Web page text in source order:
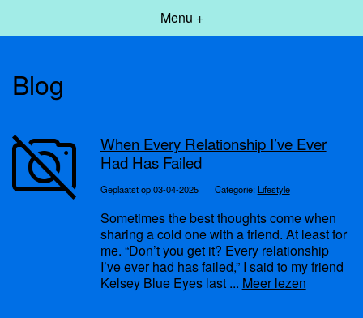
Menu +
Blog
When Every Relationship I’ve Ever
Had Has Failed
Geplaatst op 03-04-2025 Categorie:Lifestyle
Sometimes the best thoughts come when
sharing a cold one with a friend. At least for
me. “Don’t you get it? Every relationship
I’ve ever had has failed,” I said to my friend
Kelsey Blue Eyes last ... Meer lezen